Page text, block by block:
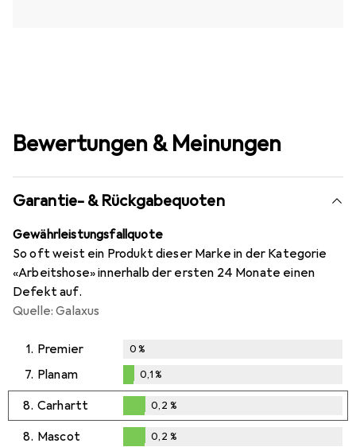
Bewertungen & Meinungen
Garantie- & Rückgabequoten
Gewährleistungsfallquote
So oft weist ein Produkt dieser Marke in der Kategorie
«Arbeitshose» innerhalb der ersten 24 Monate einen
Defekt auf.
Quelle: Galaxus
1. Premier 0%
7. Planam
0,1%
0,1%
8. Carhartt
0,2%
0,2 %
8. Mascot 0,2 %